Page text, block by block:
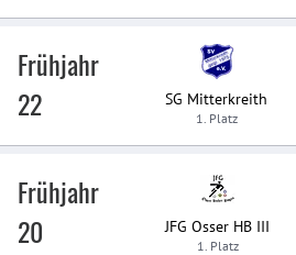
Frühjahr
22
SG Mitterkreith
1. Platz
Frühjahr
20
JFG Osser HB III
1. Platz